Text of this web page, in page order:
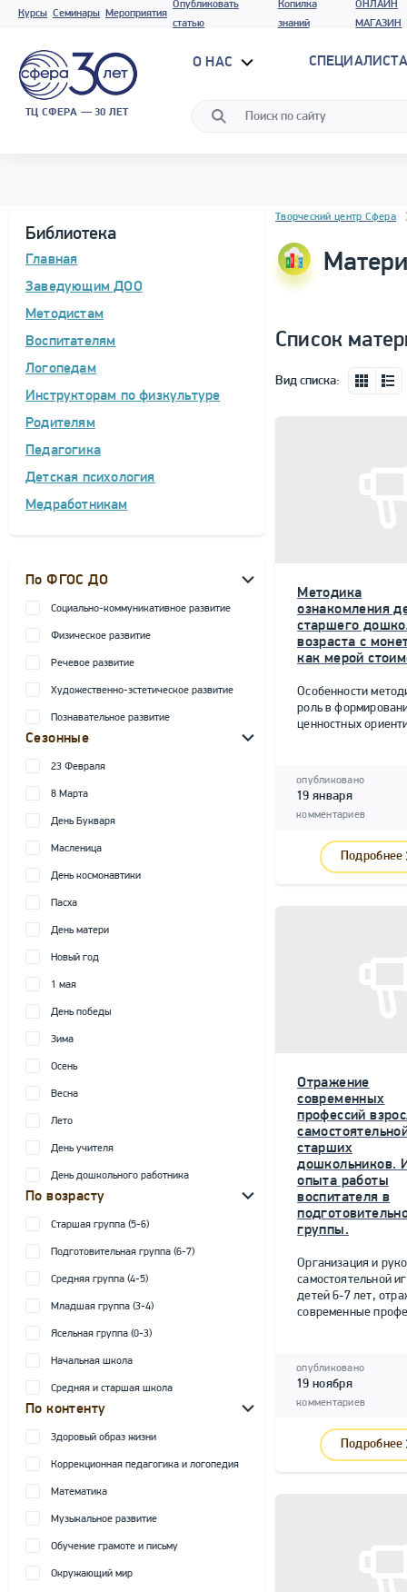
Курсы Семинары Мероприятия
Опубликовать
статью
Копилка
знаний
ОНЛАЙН
МАГАЗИН
ТЦ СФЕРА — 30 ЛЕТ
О НАС
Библиотека
Главная
Заведующим ДОО
Методистам
Воспитателям
Логопедам
Инструкторам по физкультуре
Родителям
Педагогика
Детская психология
Медработникам
По ФГОС ДО
Социально-коммуникативное развитие
Физическое развитие
Речевое развитие
Художественно-эстетическое развитие
Познавательное развитие
Сезонные
23 Февраля
8 Марта
День Букваря
Масленица
День космонавтики
Пасха
День матери
Новый год
1 мая
День победы
Зима
Осень
Весна
Лето
День учителя
День дошкольного работника
По возрасту
Старшая группа (5-6)
Подготовительная группа (6-7)
Средняя группа (4-5)
Младшая группа (3-4)
Ясельная группа (0-3)
Начальная школа
Средняя и старшая школа
По контенту
Здоровый образ жизни
Коррекционная педагогика и логопедия
Математика
Музыкальное развитие
Обучение грамоте и письму
Окружающий мир
Блок новостей
Творческий центр Сфера
Список
Вид списка:
Методика
ознакомления
старшего
возраста с
как мерой
Особенности
роль в
ценностных
опубликовано
19 января
комментариев
Подробнее
Отражение
современных
профессий
старших
дошкольников.
опыта работы
воспитателя в
группы.
Организация и
самостоятельной
детей 6-7 лет,
современные
опубликовано
19 ноября
комментариев
Подробнее